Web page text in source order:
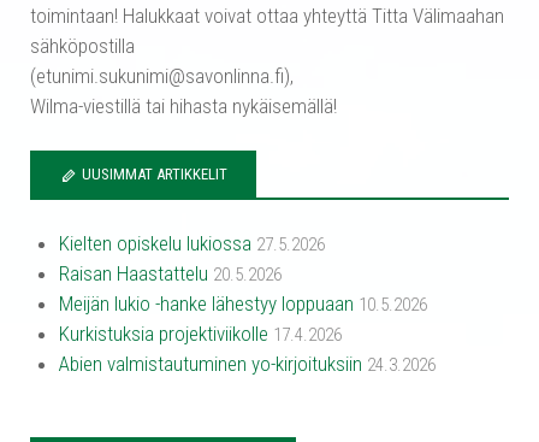
toimintaan! Halukkaat voivat ottaa yhteyttä Titta Välimaahan
sähköpostilla
(etunimi.sukunimi@savonlinna.fi),
Wilma-viestillä tai hihasta nykäisemällä!
UUSIMMAT ARTIKKELIT
Kielten opiskelu lukiossa 27.5.2026
Raisan Haastattelu 20.5.2026
Meijän lukio -hanke lähestyy loppuaan 10.5.2026
Kurkistuksia projektiviikolle 17.4.2026
Abien valmistautuminen yo-kirjoituksiin 24.3.2026